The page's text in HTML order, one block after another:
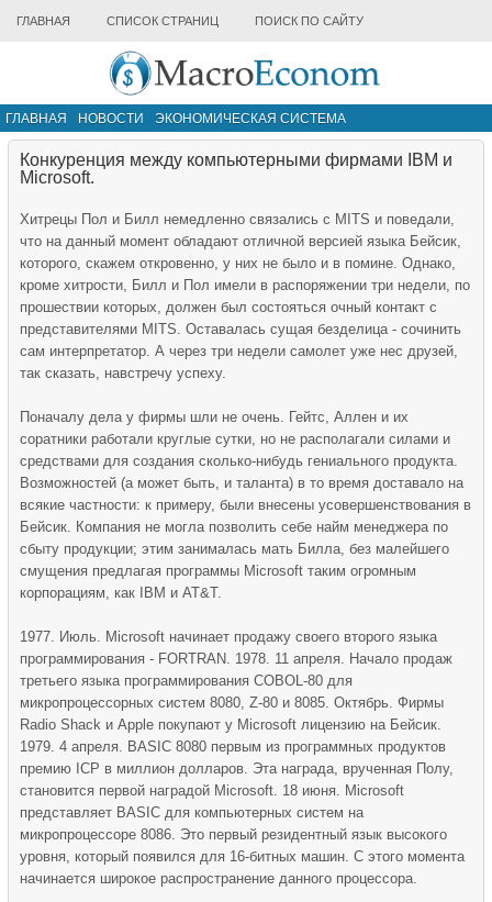
ГЛАВНАЯ СПИСОК СТРАНИЦ ПОИСК ПО САЙТУ
ГЛАВНАЯ НОВОСТИ
ЭКОНОМИЧЕСКАЯ СИСТЕМА
ИНФРАСТРУКТУРА РЫНКА
Конкуренция между компьютерными фирмами IBM и
Microsoft.
Хитрецы Пол и Билл немедленно связались с MITS и поведали,
что на данный момент обладают отличной версией языка Бейсик,
которого, скажем откровенно, у них не было и в помине. Однако,
кроме хитрости, Билл и Пол имели в распоряжении три недели, по
прошествии которых, должен был состояться очный контакт с
представителями MITS. Оставалась сущая безделица - сочинить
сам интерпретатор. А через три недели самолет уже нес друзей,
так сказать, навстречу успеху.
Поначалу дела у фирмы шли не очень. Гейтс, Аллен и их
соратники работали круглые сутки, но не располагали силами и
средствами для создания сколько-нибудь гениального продукта.
Возможностей (а может быть, и таланта) в то время доставало на
всякие частности: к примеру, были внесены усовершенствования в
Бейсик. Компания не могла позволить себе найм менеджера по
сбыту продукции; этим занималась мать Билла, без малейшего
смущения предлагая программы Microsoft таким огромным
корпорациям, как IBM и AT&T.
1977. Июль. Microsoft начинает продажу своего второго языка
программирования - FORTRAN. 1978. 11 апреля. Начало продаж
третьего языка программирования COBOL-80 для
микропроцессорных систем 8080, Z-80 и 8085. Октябрь. Фирмы
Radio Shack и Apple покупают у Microsoft лицензию на Бейсик.
1979. 4 апреля. BASIC 8080 первым из программных продуктов
премию ICP в миллион долларов. Эта награда, врученная Полу,
становится первой наградой Microsoft. 18 июня. Microsoft
представляет BASIC для компьютерных систем на
микропроцессоре 8086. Это первый резидентный язык высокого
уровня, который появился для 16-битных машин. С этого момента
начинается широкое распространение данного процессора.